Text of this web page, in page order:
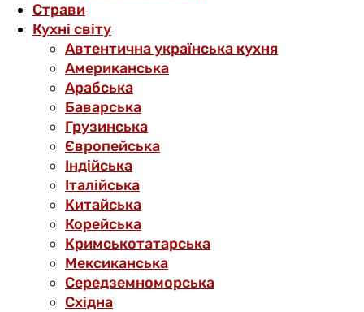
Страви
Кухні світу
Автентична українська кухня
Американська
Арабська
Баварська
Грузинська
Європейська
Індійська
Італійська
Китайська
Корейська
Кримськотатарська
Мексиканська
Середземноморська
Східна